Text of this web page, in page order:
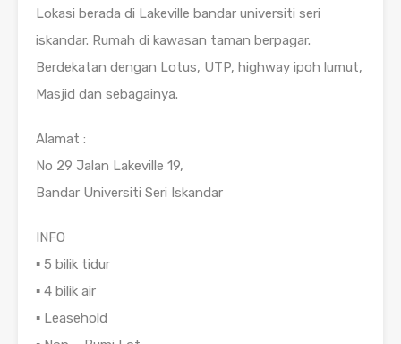
Lokasi berada di Lakeville bandar universiti seri
iskandar. Rumah di kawasan taman berpagar.
Berdekatan dengan Lotus, UTP, highway ipoh lumut,
Masjid dan sebagainya.
Alamat :
No 29 Jalan Lakeville 19,
Bandar Universiti Seri Iskandar
INFO
▪️ 5 bilik tidur
▪️ 4 bilik air
▪️ Leasehold